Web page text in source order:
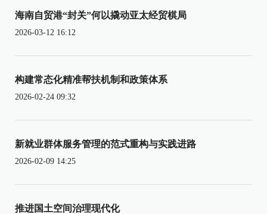
海南自贸港“封关”何以撬动亚太经贸棋局
2026-03-12 16:12
构建常态化精准帮扶机制和政策体系
2026-02-24 09:32
新就业群体服务管理的范式重构与实践进路
2026-02-09 14:25
推进国土空间治理现代化